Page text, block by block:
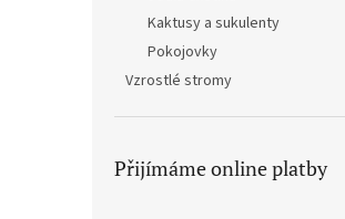
Kaktusy a sukulenty
Pokojovky
Vzrostlé stromy
Přijímáme online platby